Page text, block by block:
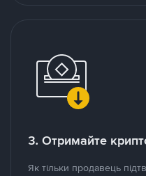
3. Отримайте
Як тільки продавець